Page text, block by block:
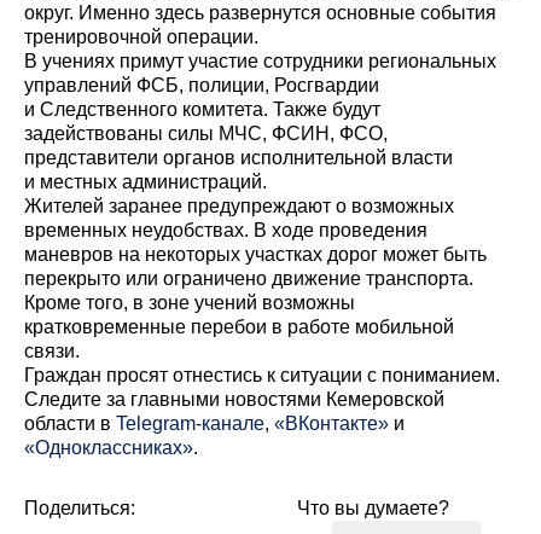
округ. Именно здесь развернутся основные события
тренировочной операции.
В учениях примут участие сотрудники региональных
управлений ФСБ, полиции, Росгвардии
и Следственного комитета. Также будут
задействованы силы МЧС, ФСИН, ФСО,
представители органов исполнительной власти
и местных администраций.
Жителей заранее предупреждают о возможных
временных неудобствах. В ходе проведения
маневров на некоторых участках дорог может быть
перекрыто или ограничено движение транспорта.
Кроме того, в зоне учений возможны
кратковременные перебои в работе мобильной
связи.
Граждан просят отнестись к ситуации с пониманием.
Cледите за главными новостями Кемеровской
области в Telegram-канале, «ВКонтакте» и
«Одноклассниках».
Что вы думаете?
Поделиться: